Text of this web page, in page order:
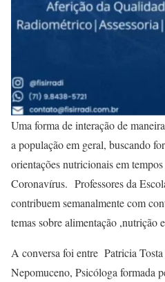
Uma forma de interação de
a população em geral, buscando
orientações nutricionais em
Coronavírus. Professores da
contribuem semanalmente com
temas sobre alimentação ,nutrição
A conversa foi entre Patricia
Nepomuceno, Psicóloga formada